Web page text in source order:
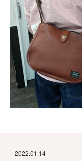
2022.01.14